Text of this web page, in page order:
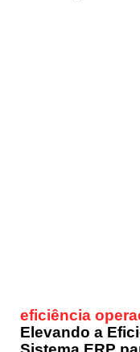
eficiência
Elevando a